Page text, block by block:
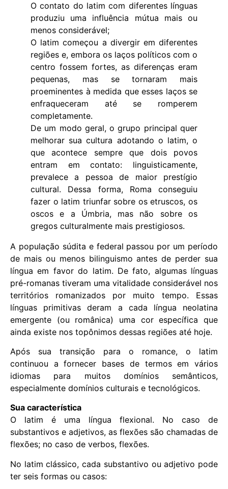
O contato do latim com diferentes línguas
produziu uma influência mútua mais ou
menos considerável;
O latim começou a divergir em diferentes
regiões e, embora os laços políticos com o
centro fossem fortes, as diferenças eram
pequenas, mas se tornaram mais
proeminentes à medida que esses laços se
enfraqueceram até se romperem
completamente.
De um modo geral, o grupo principal quer
melhorar sua cultura adotando o latim, o
que acontece sempre que dois povos
entram em contato: linguisticamente,
prevalece a pessoa de maior prestígio
cultural. Dessa forma, Roma conseguiu
fazer o latim triunfar sobre os etruscos, os
oscos e a Úmbria, mas não sobre os
gregos culturalmente mais prestigiosos.
A população súdita e federal passou por um período
de mais ou menos bilinguismo antes de perder sua
língua em favor do latim. De fato, algumas línguas
pré-romanas tiveram uma vitalidade considerável nos
territórios romanizados por muito tempo. Essas
línguas primitivas deram a cada língua neolatina
emergente (ou românica) uma cor específica que
ainda existe nos topônimos dessas regiões até hoje.
Após sua transição para o romance, o latim
continuou a fornecer bases de termos em vários
idiomas para muitos domínios semânticos,
especialmente domínios culturais e tecnológicos.
Sua característica
O latim é uma língua flexional. No caso de
substantivos e adjetivos, as flexões são chamadas de
flexões; no caso de verbos, flexões.
No latim clássico, cada substantivo ou adjetivo pode
ter seis formas ou casos: